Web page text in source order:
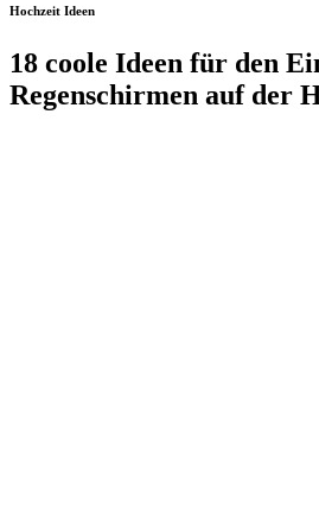
Hochzeit Ideen
18 coole Ideen für den
Regenschirmen auf der